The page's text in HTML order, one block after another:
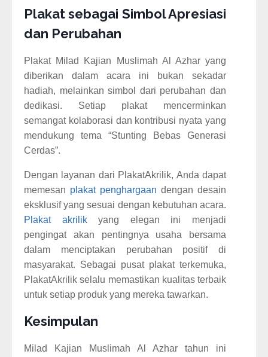
Plakat sebagai Simbol Apresiasi
dan Perubahan
Plakat Milad Kajian Muslimah Al Azhar yang
diberikan dalam acara ini bukan sekadar
hadiah, melainkan simbol dari perubahan dan
dedikasi. Setiap plakat mencerminkan
semangat kolaborasi dan kontribusi nyata yang
mendukung tema “Stunting Bebas Generasi
Cerdas”.
Dengan layanan dari PlakatAkrilik, Anda dapat
memesan plakat penghargaan dengan desain
eksklusif yang sesuai dengan kebutuhan acara.
Plakat akrilikyang elegan ini menjadi
pengingat akan pentingnya usaha bersama
dalam menciptakan perubahan positif di
masyarakat. Sebagai pusat plakat terkemuka,
PlakatAkrilik selalu memastikan kualitas terbaik
untuk setiap produk yang mereka tawarkan.
Kesimpulan
Milad Kajian Muslimah Al Azhar tahun ini